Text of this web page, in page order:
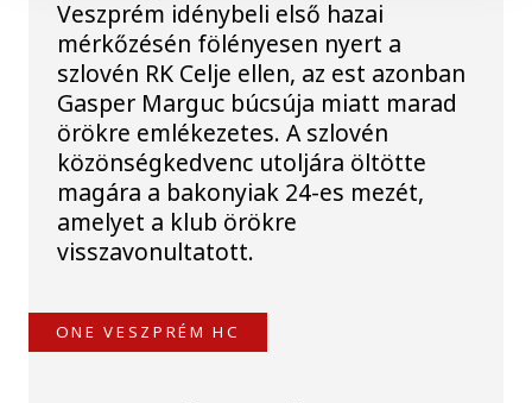
Veszprém idénybeli első hazai
mérkőzésén fölényesen nyert a
szlovén RK Celje ellen, az est azonban
Gasper Marguc búcsúja miatt marad
örökre emlékezetes. A szlovén
közönségkedvenc utoljára öltötte
magára a bakonyiak 24-es mezét,
amelyet a klub örökre
visszavonultatott.
ONE VESZPRÉM HC